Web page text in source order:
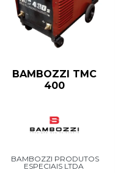
BAMBOZZI TMC
400
BAMBOZZI PRODUTOS
ESPECIAIS LTDA